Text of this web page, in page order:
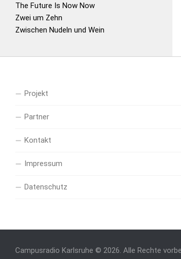
The Future Is Now Now
Zwei um Zehn
Zwischen Nudeln und Wein
Projekt
Partner
Kontakt
Impressum
Datenschutz
Campusradio Karlsruhe © 2026. Alle Rechte